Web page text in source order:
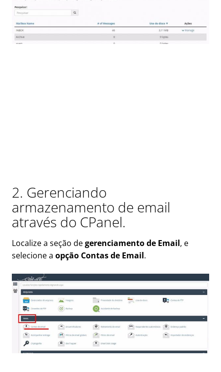
2. Gerenciando
armazenamento de email
através do CPanel.
Localize a seção degerenciamento de Email, e
selecione a opção Contas de Email.